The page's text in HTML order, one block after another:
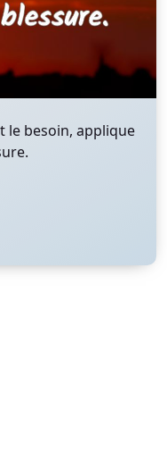
le besoin, applique